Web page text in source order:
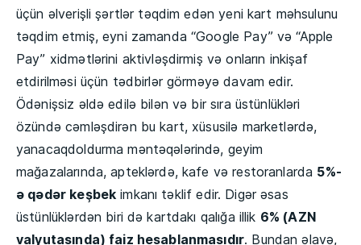
üçün əlverişli şərtlər təqdim edən yeni kart məhsulunu
təqdim etmiş, eyni zamanda “Google Pay” və “Apple
Pay” xidmətlərini aktivləşdirmiş və onların inkişaf
etdirilməsi üçün tədbirlər görməyə davam edir.
Ödənişsiz əldə edilə bilən və bir sıra üstünlükləri
özündə cəmləşdirən bu kart, xüsusilə marketlərdə,
yanacaqdoldurma məntəqələrində, geyim
mağazalarında, apteklərdə, kafe və restoranlarda 5%-
ə qədər keşbek imkanı təklif edir. Digər əsas
üstünlüklərdən biri də kartdakı qalığa illik 6% (AZN
valyutasında) faiz hesablanmasıdır. Bundan əlavə,